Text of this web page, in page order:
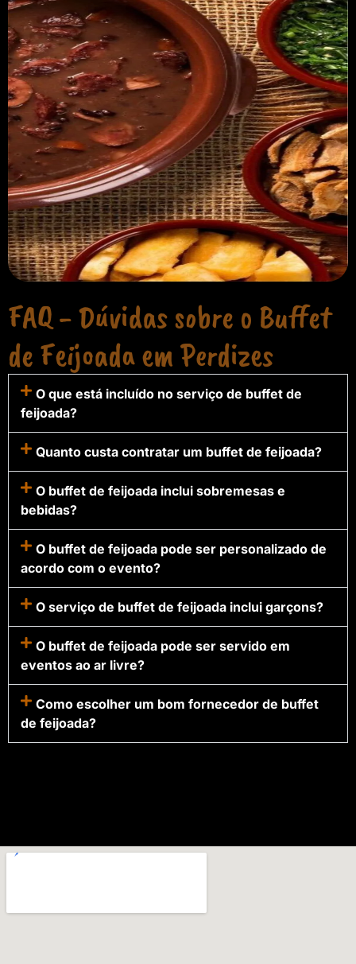
FAQ - Dúvidas sobre o Buffet
de Feijoada em Perdizes
O que está incluído no serviço de buffet de
feijoada?
Quanto custa contratar um buffet de feijoada?
O buffet de feijoada inclui sobremesas e
bebidas?
O buffet de feijoada pode ser personalizado de
acordo com o evento?
O serviço de buffet de feijoada inclui garçons?
O buffet de feijoada pode ser servido em
eventos ao ar livre?
Como escolher um bom fornecedor de buffet
de feijoada?